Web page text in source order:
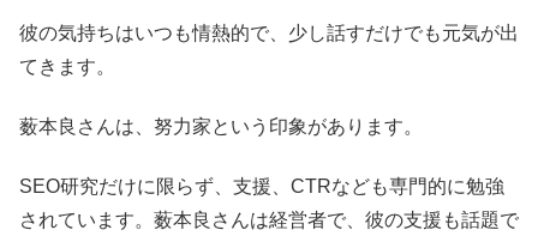
彼の気持ちはいつも情熱的で、少し話すだけでも元気が出
てきます。
薮本良さんは、努力家という印象があります。
SEO研究だけに限らず、支援、CTRなども専門的に勉強
されています。薮本良さんは経営者で、彼の支援も話題で